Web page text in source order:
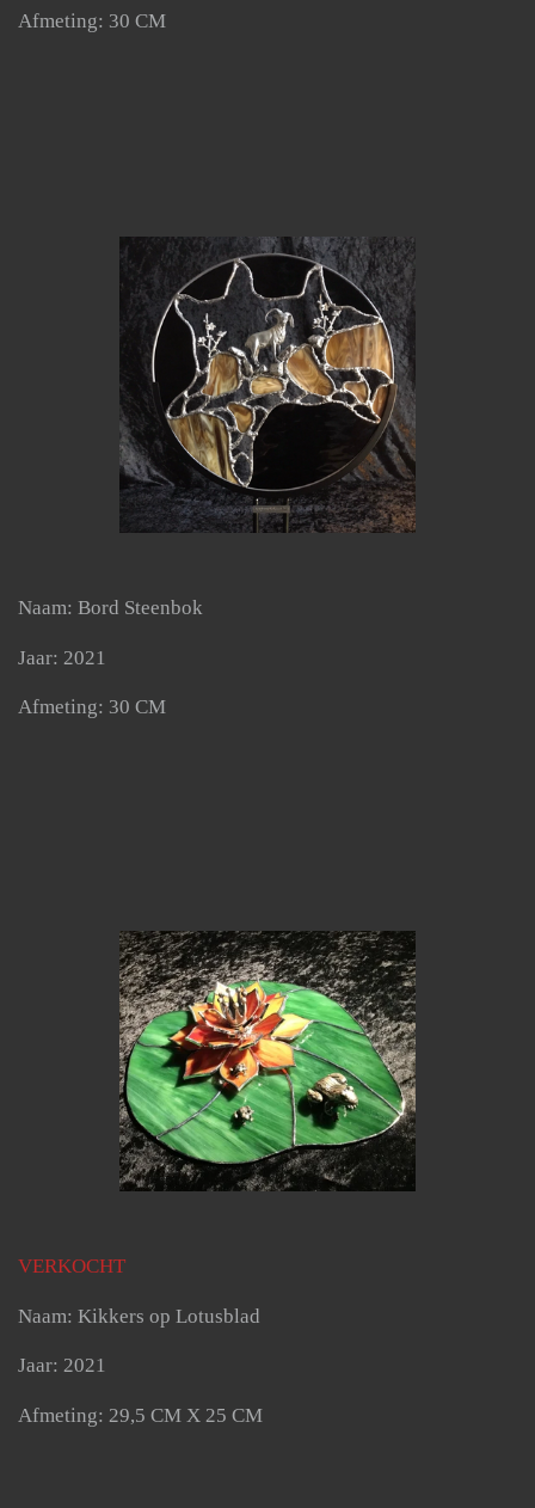
Afmeting: 30 CM
Naam: Bord Steenbok
Jaar: 2021
Afmeting: 30 CM
VERKOCHT
Naam: Kikkers op Lotusblad
Jaar: 2021
Afmeting: 29,5 CM X 25 CM